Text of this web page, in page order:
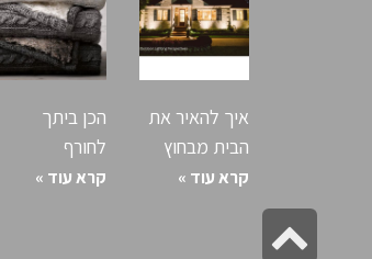
איך להאיר את
הבית מבחוץ
קרא עוד »
הכן ביתך
לחורף
קרא עוד »
גלילה